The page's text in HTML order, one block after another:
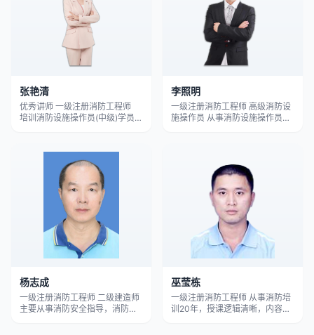
张艳清
优秀讲师 一级注册消防工程师
培训消防设施操作员(中级)学员近
为政府、国企、事业单位行业协
会等上百个单位， 开展消防安全
责任人、管理人培训，消防安全
培训， 消防控制室技能提升培训
等， 受益学员累计多达3万余
李照明
一级注册消防工程师 高级消防设
施操作员 从事消防设施操作员培
用考点和考法 呈现，帮助学员从
零基础到轻松拿证！
杨志成
一级注册消防工程师 二级建造师
主要从事消防安全指导，消防设
巫莹栋
一级注册消防工程师 从事消防培
训20年，授课逻辑清晰，内容丰